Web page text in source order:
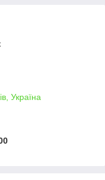
Україна